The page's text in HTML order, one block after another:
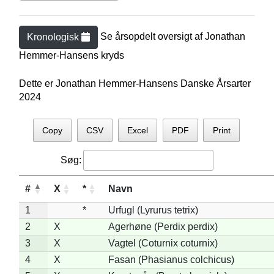
Kronologisk Se årsopdelt oversigt afJonathan
Hemmer-Hansens kryds
Dette er Jonathan Hemmer-Hansens Danske Årsarter
2024
Copy CSV Excel PDF Print
Søg:
# X * Navn
1 *
Urfugl (Lyrurus tetrix)
2
X
Agerhøne (Perdix perdix)
3
X
Vagtel (Coturnix coturnix)
4
X
Fasan (Phasianus colchicus)